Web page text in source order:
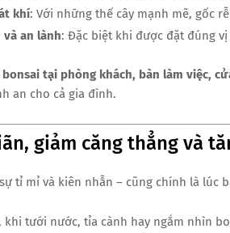
khí: Với những thế cây mạnh mẽ, gốc
và an lành: Đặc biệt khi được đặt đúng
tại phòng khách, bàn làm việc,
an cho cả gia đình.
giảm căng thẳng và
tỉ mỉ và kiên nhẫn – cũng chính là lúc
khi tưới nước, tỉa cành hay ngắm nhìn